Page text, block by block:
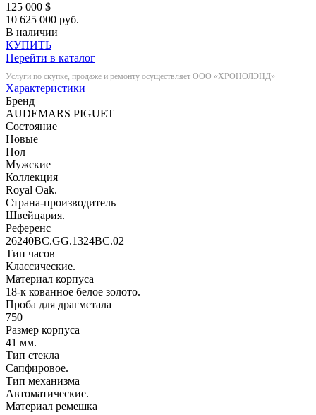
125 000 $
10 625 000 руб.
В наличии
КУПИТЬ
Перейти в каталог
Услуги по скупке, продаже и ремонту осуществляет ООО «ХРОНОЛЭНД»
Характеристики
Бренд
AUDEMARS PIGUET
Состояние
Новые
Пол
Мужские
Коллекция
Royal Oak.
Страна-производитель
Швейцария.
Референс
26240BC.GG.1324BC.02
Тип часов
Классические.
Материал корпуса
18-к кованное белое золото.
Проба для драгметала
750
Размер корпуса
41 мм.
Тип стекла
Сапфировое.
Тип механизма
Автоматические.
Материал ремешка